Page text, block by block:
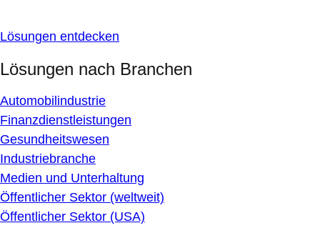
Lösungen entdecken
Lösungen nach Branchen
Automobilindustrie
Finanzdienstleistungen
Gesundheitswesen
Industriebranche
Medien und Unterhaltung
Öffentlicher Sektor (weltweit)
Öffentlicher Sektor (USA)